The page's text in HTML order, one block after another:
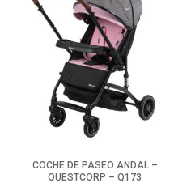
COCHE DE PASEO ANDAL –
QUESTCORP – Q173